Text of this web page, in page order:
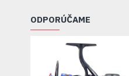
ODPORÚČAME